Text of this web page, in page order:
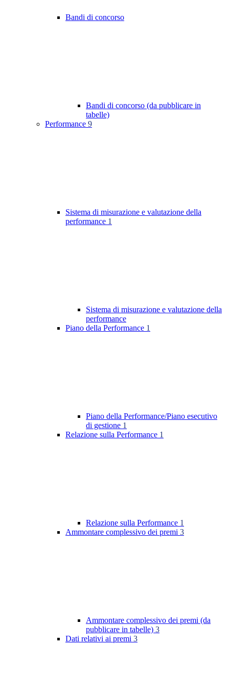
Bandi di concorso
Bandi di concorso (da pubblicare in
tabelle)
Performance 9
Sistema di misurazione e valutazione della
performance 1
Sistema di misurazione e valutazione della
performance
Piano della Performance 1
Piano della Performance/Piano esecutivo
di gestione 1
Relazione sulla Performance 1
Relazione sulla Performance 1
Ammontare complessivo dei premi 3
Ammontare complessivo dei premi (da
pubblicare in tabelle) 3
Dati relativi ai premi 3